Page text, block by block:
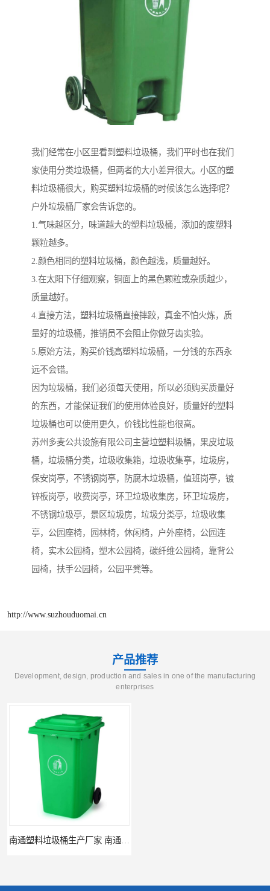
我们经常在小区里看到塑料垃圾桶，我们平时也在我们
家使用分类垃圾桶，但两者的大小差异很大。小区的塑
料垃圾桶很大，购买塑料垃圾桶的时候该怎么选择呢？
户外垃圾桶厂家会告诉您的。
1.气味越区分，味道越大的塑料垃圾桶，添加的废塑料
颗粒越多。
2.颜色相同的塑料垃圾桶，颜色越浅，质量越好。
3.在太阳下仔细观察，铜面上的黑色颗粒或杂质越少，
质量越好。
4.直接方法，塑料垃圾桶直接摔跤，真金不怕火炼，质
量好的垃圾桶，推销员不会阻止你做牙齿实验。
5.原始方法，购买价钱高塑料垃圾桶，一分钱的东西永
远不会错。
因为垃圾桶，我们必须每天使用，所以必须购买质量好
的东西，才能保证我们的使用体验良好，质量好的塑料
垃圾桶也可以使用更久，价钱比性能也很高。
苏州多麦公共设施有限公司主营垃塑料圾桶，果皮垃圾
桶，垃圾桶分类，垃圾收集箱，垃圾收集亭，垃圾房，
保安岗亭，不锈钢岗亭，防腐木垃圾桶，值班岗亭，镀
锌板岗亭，收费岗亭，环卫垃圾收集房，环卫垃圾房，
不锈钢垃圾亭，景区垃圾房，垃圾分类亭，垃圾收集
亭，公园座椅，园林椅，休闲椅，户外座椅，公园连
椅，实木公园椅，塑木公园椅，碳纤维公园椅，靠背公
园椅，扶手公园椅，公园平凳等。
http://www.suzhouduomai.cn
产品推荐
Development, design, production and sales in one of the manufacturing
enterprises